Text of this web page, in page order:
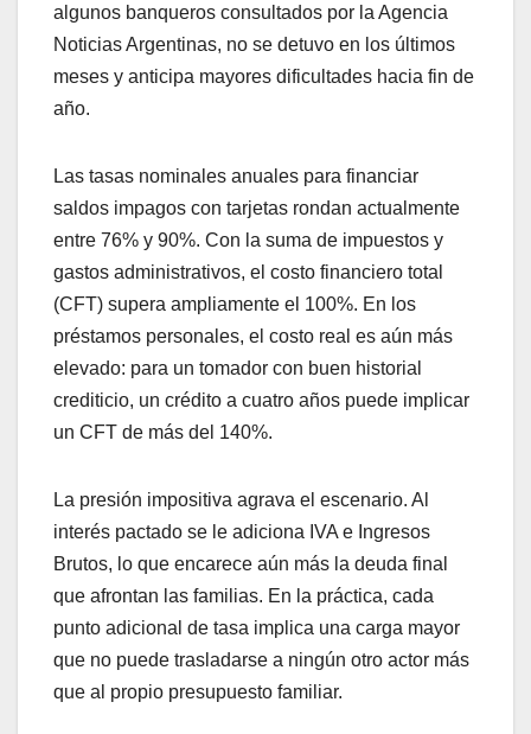
algunos banqueros consultados por la Agencia
Noticias Argentinas, no se detuvo en los últimos
meses y anticipa mayores dificultades hacia fin de
año.
Las tasas nominales anuales para financiar
saldos impagos con tarjetas rondan actualmente
entre 76% y 90%. Con la suma de impuestos y
gastos administrativos, el costo financiero total
(CFT) supera ampliamente el 100%. En los
préstamos personales, el costo real es aún más
elevado: para un tomador con buen historial
crediticio, un crédito a cuatro años puede implicar
un CFT de más del 140%.
La presión impositiva agrava el escenario. Al
interés pactado se le adiciona IVA e Ingresos
Brutos, lo que encarece aún más la deuda final
que afrontan las familias. En la práctica, cada
punto adicional de tasa implica una carga mayor
que no puede trasladarse a ningún otro actor más
que al propio presupuesto familiar.